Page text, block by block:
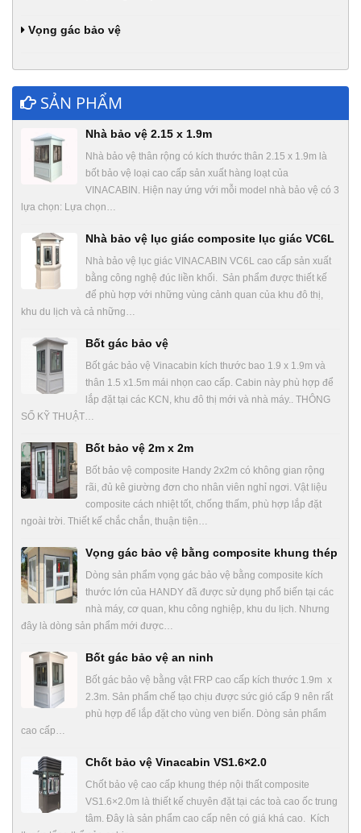
Vọng gác bảo vệ
SẢN PHẨM
Nhà bảo vệ 2.15 x 1.9m
Nhà bảo vệ thân rộng có kích thước thân 2.15 x 1.9m là
bốt bảo vệ loại cao cấp sản xuất hàng loạt của
VINACABIN. Hiện nay ứng với mỗi model nhà bảo vệ có 3
lựa chọn: Lựa chọn…
Nhà bảo vệ lục giác composite lục giác VC6L
Nhà bảo vệ lục giác VINACABIN VC6L cao cấp sản xuất
bằng công nghệ đúc liền khối. Sản phẩm được thiết kế
để phù hợp với những vùng cảnh quan của khu đô thị,
khu du lịch và cả những…
Bốt gác bảo vệ
Bốt gác bảo vệ Vinacabin kích thước bao 1.9 x 1.9m và
thân 1.5 x1.5m mái nhọn cao cấp. Cabin này phù hợp để
lắp đặt tại các KCN, khu đô thị mới và nhà máy.. THÔNG
SỐ KỸ THUẬT…
Bốt bảo vệ 2m x 2m
Bốt bảo vệ composite Handy 2x2m có không gian rộng
rãi, đủ kê giường đơn cho nhân viên nghỉ ngơi. Vật liệu
composite cách nhiệt tốt, chống thấm, phù hợp lắp đặt
ngoài trời. Thiết kế chắc chắn, thuận tiện…
Vọng gác bảo vệ bằng composite khung thép
Dòng sản phẩm vọng gác bảo vệ bằng composite kích
thước lớn của HANDY đã được sử dụng phổ biến tại các
nhà máy, cơ quan, khu công nghiệp, khu du lịch. Nhưng
đây là dòng sản phẩm mới được…
Bốt gác bảo vệ an ninh
Bốt gác bảo vệ bằng vật FRP cao cấp kích thước 1.9m x
2.3m. Sản phẩm chế tạo chịu được sức gió cấp 9 nên rất
phù hợp để lắp đặt cho vùng ven biển. Dòng sản phẩm
cao cấp…
Chốt bảo vệ Vinacabin VS1.6×2.0
Chốt bảo vệ cao cấp khung thép nội thất composite
VS1.6×2.0m là thiết kế chuyên đặt tại các toà cao ốc trung
tâm. Đây là sản phẩm cao cấp nên có giá khá cao. Kích